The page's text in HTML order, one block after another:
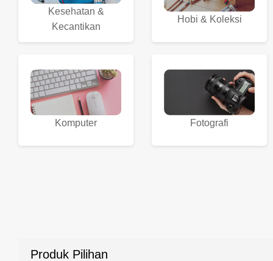
Kesehatan &
Kecantikan
Hobi & Koleksi
Komputer Fotografi
Produk Pilihan